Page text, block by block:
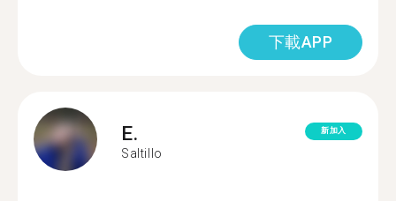
下載APP
E.
Saltillo
新加入